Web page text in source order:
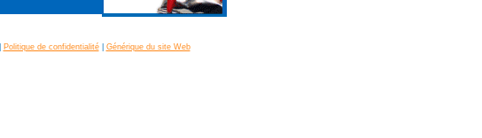
Politique de confidentialité| Générique du site Web